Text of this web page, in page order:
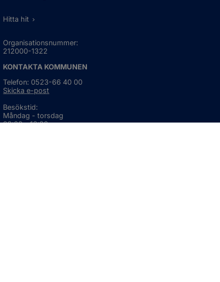
Hitta hit
Organisationsnummer:
212000-1322
KONTAKTA KOMMUNEN
Telefon: 0523-66 40 00
Skicka e-post
Besökstid:
Måndag - torsdag
08:00 - 16:30